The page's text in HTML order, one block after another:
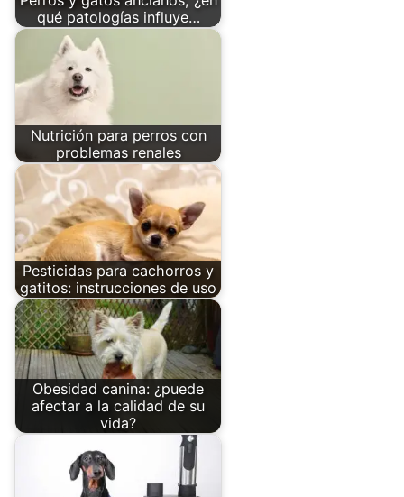
qué patologías influye…
Nutrición para perros con
problemas renales
Pesticidas para cachorros y
gatitos: instrucciones de uso
Obesidad canina: ¿puede
afectar a la calidad de su
vida?